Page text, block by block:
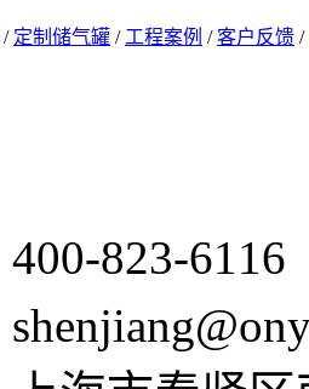
/ 定制储气罐 / 工程案例 /客户反馈 /
823-6116